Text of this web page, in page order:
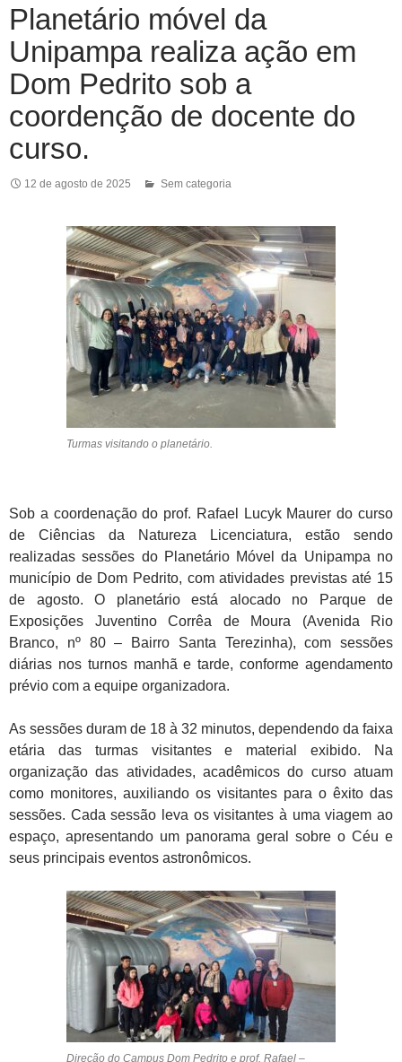
Planetário móvel da
Unipampa realiza ação em
Dom Pedrito sob a
coordenção de docente do
curso.
12 de agosto de 2025 Sem categoria
Turmas visitando o planetário.
Sob a coordenação do prof. Rafael Lucyk Maurer do curso
de Ciências da Natureza Licenciatura, estão sendo
realizadas sessões do Planetário Móvel da Unipampa no
município de Dom Pedrito, com atividades previstas até 15
de agosto. O planetário está alocado no Parque de
Exposições Juventino Corrêa de Moura (Avenida Rio
Branco, nº 80 – Bairro Santa Terezinha), com sessões
diárias nos turnos manhã e tarde, conforme agendamento
prévio com a equipe organizadora.
As sessões duram de 18 à 32 minutos, dependendo da faixa
etária das turmas visitantes e material exibido. Na
organização das atividades, acadêmicos do curso atuam
como monitores, auxiliando os visitantes para o êxito das
sessões. Cada sessão leva os visitantes à uma viagem ao
espaço, apresentando um panorama geral sobre o Céu e
seus principais eventos astronômicos.
Direção do Campus Dom Pedrito e prof. Rafael –